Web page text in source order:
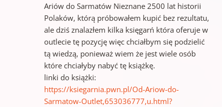
Ariów do Sarmatów Nieznane 2500 lat historii
Polaków, którą próbowałem kupić bez rezultatu,
ale dziś znalazłem kilka księgarń która oferuje w
outlecie tę pozycję więc chciałbym się podzielić
tą wiedzą, ponieważ wiem że jest wiele osób
które chciałyby nabyć tę książkę.
linki do książki:
https://ksiegarnia.pwn.pl/Od-Ariow-do-
Sarmatow-Outlet,653036777,u.html?